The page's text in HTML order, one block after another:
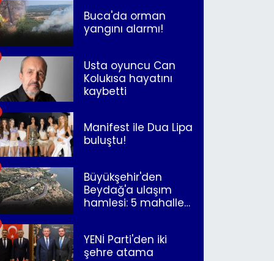
Buca'da orman
yangını alarmı!
Usta oyuncu Can
Kolukısa hayatını
kaybetti
Manifest ile Dua Lipa
buluştu!
Büyükşehir'den
Beydağ'a ulaşım
hamlesi: 5 mahalle
YENİ Parti'den iki
şehre atama